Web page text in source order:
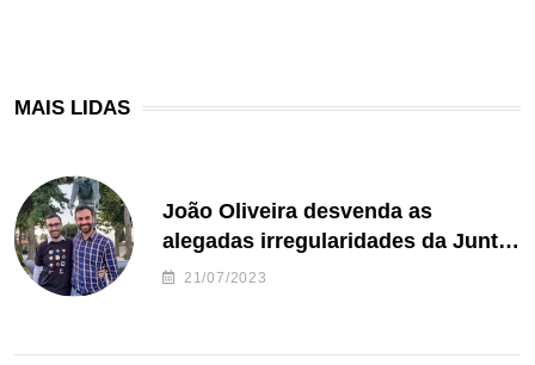
MAIS LIDAS
João Oliveira desvenda as
alegadas irregularidades da Junta
de Freguesia S. João de Ver
21/07/2023